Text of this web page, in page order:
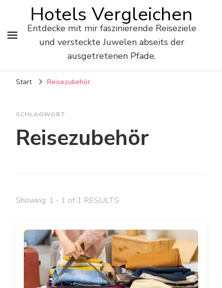
Hotels Vergleichen
Entdecke mit mir faszinierende Reiseziele
und versteckte Juwelen abseits der
ausgetretenen Pfade.
Start Reisezubehör
SCHLAGWORT
Reisezubehör
Showing: 1 - 1 of 1 RESULTS